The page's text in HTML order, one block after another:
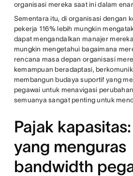
organisasi mereka saat ini dalam
Sementara itu, di organisasi dengan
pekerja 116% lebih mungkin
dapat mengandalkan manajer
mungkin mengetahui bagaimana
rencana masa depan organisasi
kemampuan beradaptasi,
membangun budaya suportif yang
pegawai untuk menavigasi
semuanya sangat penting untuk
Pajak
yang menguras
bandwidth